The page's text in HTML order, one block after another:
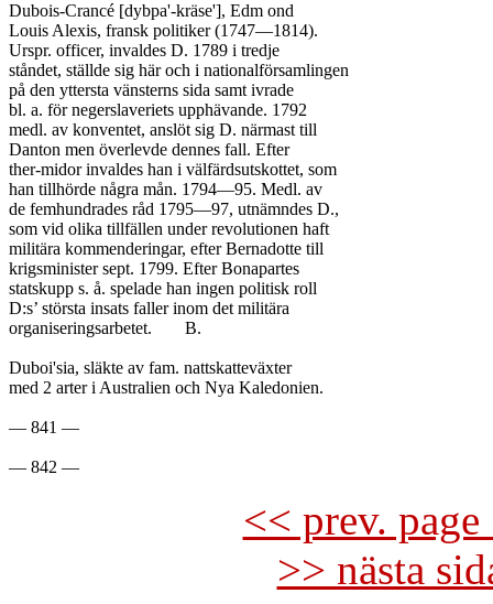
Dubois-Crancé [dybpa'-kräse'], Edm ond
Louis Alexis, fransk politiker (1747—1814).
Urspr. officer, invaldes D. 1789 i tredje
ståndet, ställde sig här och i nationalförsamlingen
på den yttersta vänsterns sida samt ivrade
bl. a. för negerslaveriets upphävande. 1792
medl. av konventet, anslöt sig D. närmast till
Danton men överlevde dennes fall. Efter
ther-midor invaldes han i välfärdsutskottet, som
han tillhörde några mån. 1794—95. Medl. av
de femhundrades råd 1795—97, utnämndes D.,
som vid olika tillfällen under revolutionen haft
militära kommenderingar, efter Bernadotte till
krigsminister sept. 1799. Efter Bonapartes
statskupp s. å. spelade han ingen politisk roll
D:s’ största insats faller inom det militära
organiseringsarbetet.	B.
Duboi'sia, släkte av fam. nattskatteväxter
med 2 arter i Australien och Nya Kaledonien.
— 841 —
<< prev.
>> nästa